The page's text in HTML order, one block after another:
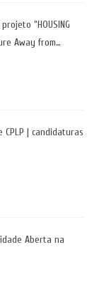
“HOUSING
Away from
| candidaturas
Aberta na